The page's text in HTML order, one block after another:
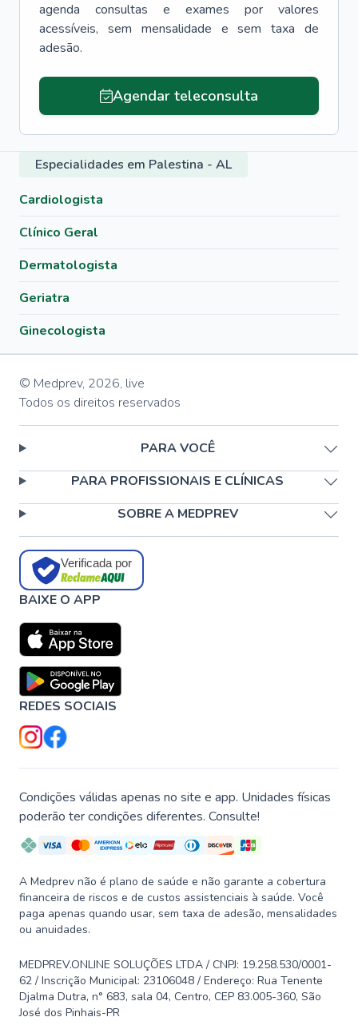
agenda consultas e exames por valores
acessíveis, sem mensalidade e sem taxa de
adesão.
Agendar teleconsulta
Especialidades em Palestina - AL
Cardiologista
Clínico Geral
Dermatologista
Geriatra
Ginecologista
© Medprev, 2026, live
Todos os direitos reservados
PARA VOCÊ
PARA PROFISSIONAIS E CLÍNICAS
SOBRE A MEDPREV
Verificada por
BAIXE O APP
REDES SOCIAIS
Condições válidas apenas no site e app. Unidades físicas
poderão ter condições diferentes. Consulte!
A Medprev não é plano de saúde e não garante a cobertura
financeira de riscos e de custos assistenciais à saúde. Você
paga apenas quando usar, sem taxa de adesão, mensalidades
ou anuidades.
MEDPREV.ONLINE SOLUÇÕES LTDA / CNPJ: 19.258.530/0001-
62 / Inscrição Municipal: 23106048 / Endereço: Rua Tenente
Djalma Dutra, n° 683, sala 04, Centro, CEP 83.005-360, São
José dos Pinhais-PR